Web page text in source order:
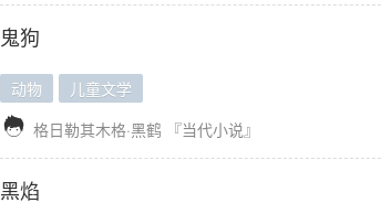
鬼狗
动物 儿童文学
 格日勒其木格·黑鹤 『当代小说』
黑焰